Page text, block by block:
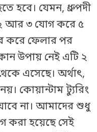
হবে। যেমন, ধ্রুপদী
২ আর ৩ যোগ করে ৫
করে ফেলার পর
উপায় নেই এটি ২
এসেছে। অর্থাৎ,
কোয়ান্টাম ট্যুরিং
না। আমাদের শুধু
করা হয়েছে সেই